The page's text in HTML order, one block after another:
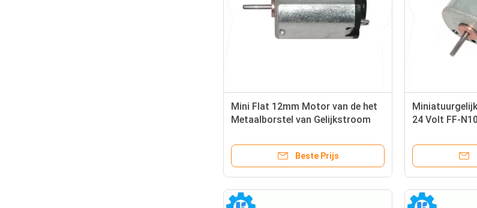
Mini Flat 12mm Motor van de het
Metaalborstel van Gelijkstroom
Speelgoed
Beste Prijs
24 Volt FF-